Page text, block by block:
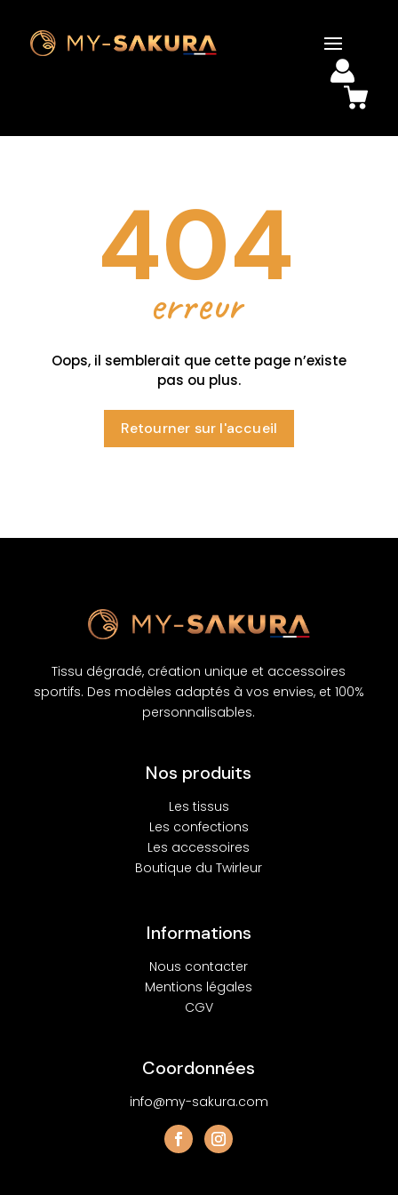
404
erreur
Oops, il semblerait que cette page n’existe
pas ou plus.
Retourner sur l'accueil
Tissu dégradé, création unique et accessoires
sportifs. Des modèles adaptés à vos envies, et 100%
personnalisables.
Nos produits
Les tissus
Les confections
Les accessoires
Boutique du Twirleur
Informations
Nous contacter
Mentions légales
CGV
Coordonnées
info@my-sakura.com